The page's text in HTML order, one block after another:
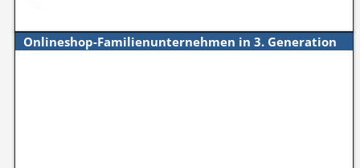
Onlineshop-Familienunternehmen in 3. Generation